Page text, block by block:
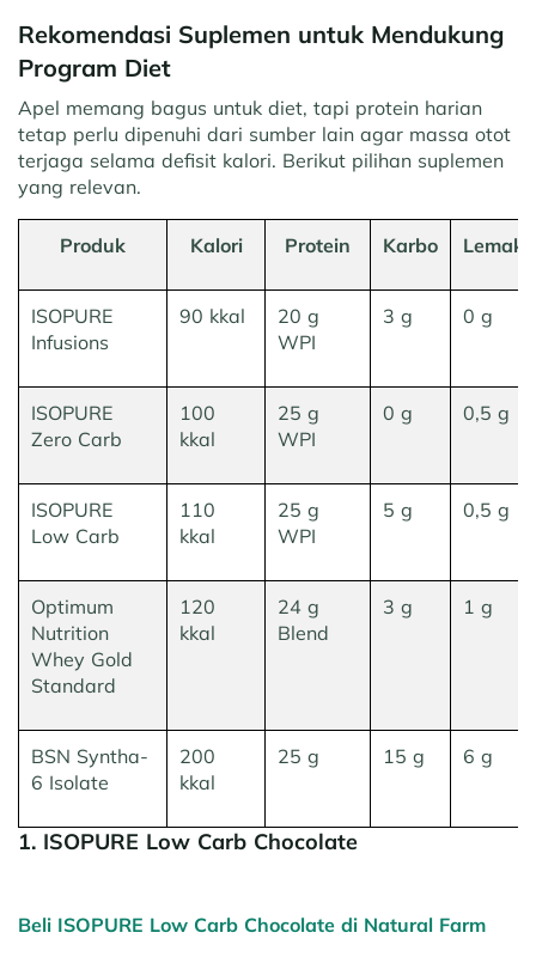
Rekomendasi Suplemen untuk Mendukung
Program Diet
Apel memang bagus untuk diet, tapi protein harian
tetap perlu dipenuhi dari sumber lain agar massa otot
terjaga selama defisit kalori. Berikut pilihan suplemen
yang relevan.
Produk Kalori Protein Karbo Lemak
ISOPURE
Infusions
90 kkal
20 g
WPI
3 g 0 g
ISOPURE
Zero Carb
100
kkal
25 g
WPI
0 g 0,5 g
ISOPURE
Low Carb
110
kkal
25 g
WPI
5 g 0,5 g
Optimum
Nutrition
Whey Gold
Standard
120
kkal
24 g
Blend
3 g 1 g
BSN Syntha-
6 Isolate
200
kkal
25 g 15 g 6 g
1. ISOPURE Low Carb Chocolate
Beli ISOPURE Low Carb Chocolate di Natural Farm